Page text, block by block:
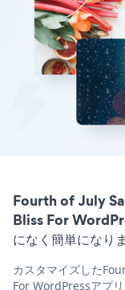
Fourth of July
Bliss For
になく簡単になり
カスタマイズした
For WordPressアプ